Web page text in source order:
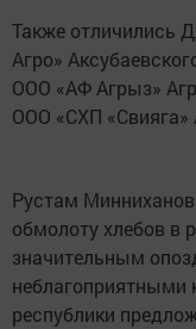
Также отличились
Агро»
ООО «АФ Агрыз»
ООО «СХП «Свияга»
Рустам
обмолоту хлебов в
значительным
неблагоприятными
республики